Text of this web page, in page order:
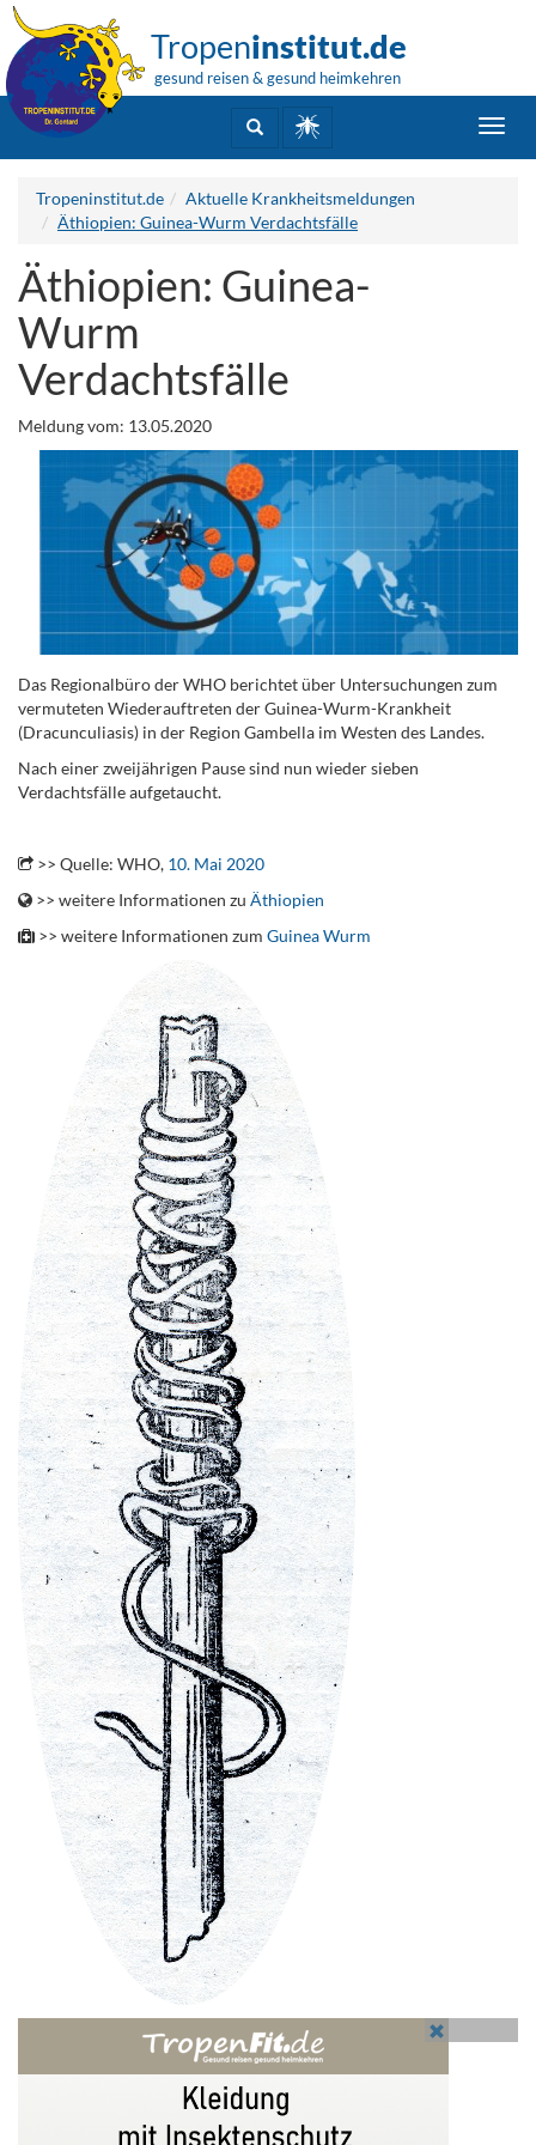
Tropeninstitut.de
gesund reisen & gesund heimkehren
Tropeninstitut.de
Aktuelle Krankheitsmeldungen
Äthiopien: Guinea-Wurm Verdachtsfälle
Äthiopien: Guinea-
Wurm
Verdachtsfälle
Meldung vom: 13.05.2020
Das Regionalbüro der WHO berichtet über Untersuchungen zum
vermuteten Wiederauftreten der Guinea-Wurm-Krankheit
(Dracunculiasis) in der Region Gambella im Westen des Landes.
Nach einer zweijährigen Pause sind nun wieder sieben
Verdachtsfälle aufgetaucht.
>> Quelle: WHO, 10. Mai 2020
>> weitere Informationen zu Äthiopien
>> weitere Informationen zum Guinea Wurm